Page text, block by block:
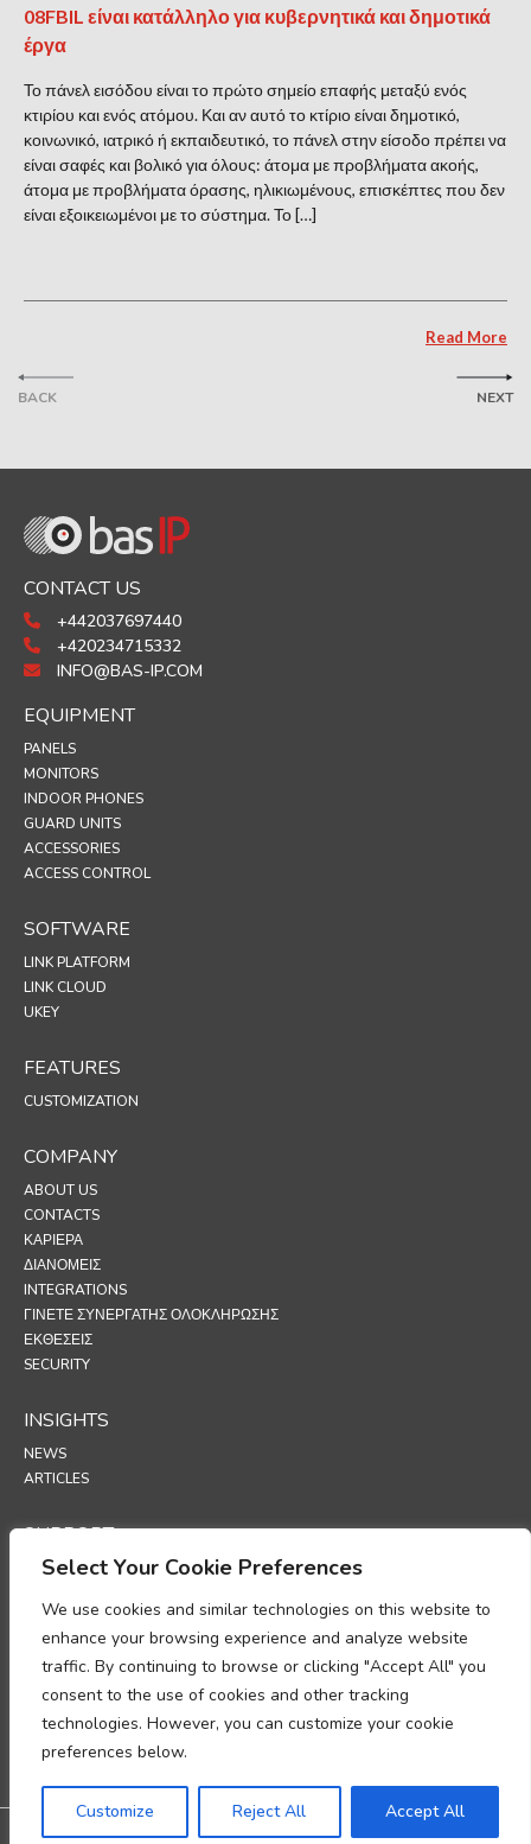
Select Your Cookie Preferences
We use cookies and similar technologies on this website to
enhance your browsing experience and analyze website
traffic. By continuing to browse or clicking "Accept All" you
consent to the use of cookies and other tracking
technologies. However, you can customize your cookie
preferences below.
Customize Reject All Accept All
BACK
08FBIL είναι κατάλληλο για κυβερνητικά και δημοτικά
έργα
Το πάνελ εισόδου είναι το πρώτο σημείο επαφής μεταξύ ενός
κτιρίου και ενός ατόμου. Και αν αυτό το κτίριο είναι δημοτικό,
κοινωνικό, ιατρικό ή εκπαιδευτικό, το πάνελ στην είσοδο πρέπει να
είναι σαφές και βολικό για όλους: άτομα με προβλήματα ακοής,
άτομα με προβλήματα όρασης, ηλικιωμένους, επισκέπτες που δεν
είναι εξοικειωμένοι με το σύστημα. Το […]
Read More
NEXT
CONTACT US
+442037697440
+420234715332
INFO@BAS-IP.COM
EQUIPMENT
PANELS
MONITORS
INDOOR PHONES
GUARD UNITS
ACCESSORIES
ACCESS CONTROL
SOFTWARE
LINK PLATFORM
LINK CLOUD
UKEY
FEATURES
CUSTOMIZATION
COMPANY
ABOUT US
CONTACTS
ΚΑΡΙΈΡΑ
ΔΙΑΝΟΜΕΊΣ
INTEGRATIONS
ΓΊΝΕΤΕ ΣΥΝΕΡΓΆΤΗΣ ΟΛΟΚΛΉΡΩΣΗΣ
ΕΚΘΕΣΕΙΣ
SECURITY
INSIGHTS
NEWS
ARTICLES
SUPPORT
TECHNICAL PORTAL
POLICIES
ΠΟΛΙΤΙΚΗ ΑΠΟΡΡΗΤΟΥ
ΠΟΛΙΤΙΚΗ ΓΙΑ ΤΑ COOKIES
ΥΠΟΜΝΗΜΑ ΣΧΕΤΙΚΑ ΜΕ ΤΗ ΣΥΜΜΟΡΦΩΣΗ ΣΤΗΝ ΕΠΕΞΕΡΓΑΣΙΑ
ΠΡΟΣΩΠΙΚΩΝ ΔΕΔΟΜΕΝΩΝ
ΠΑΡΑΡΤΗΜΑ ΕΠΕΞΕΡΓΑΣΙΑΣ ΔΕΔΟΜΕΝΩΝ
@2026 All rights reserved